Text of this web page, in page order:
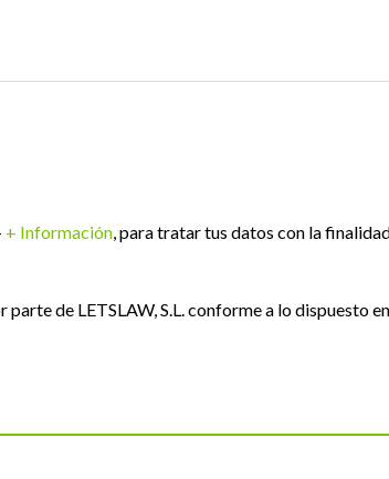
+ Información, para tratar tus datos con la
de LETSLAW, S.L. conforme a lo dispuesto en